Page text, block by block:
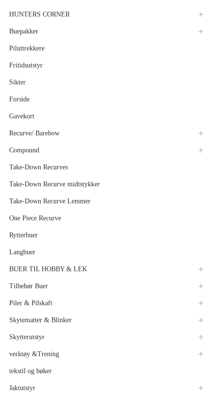
HUNTERS CORNER
Buepakker
Piluttrekkere
Fritidsutstyr
Sikter
Forside
Gavekort
Recurve/ Barebow
Compound
Take-Down Recurves
Take-Down Recurve midtstykker
Take-Down Recurve Lemmer
One Piece Recurve
Rytterbuer
Langbuer
BUER TIL HOBBY & LEK
Tilbehør Buer
Piler & Pilskaft
Skytematter & Blinker
Skytterutstyr
verktøy &Trening
tekstil og bøker
Jaktutstyr